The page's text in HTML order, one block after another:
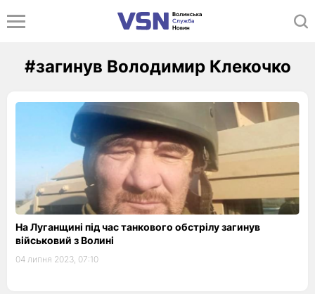
#загинув Володимир Клекочко
На Луганщині під час танкового обстрілу загинув
військовий з Волині
04 липня 2023, 07:10